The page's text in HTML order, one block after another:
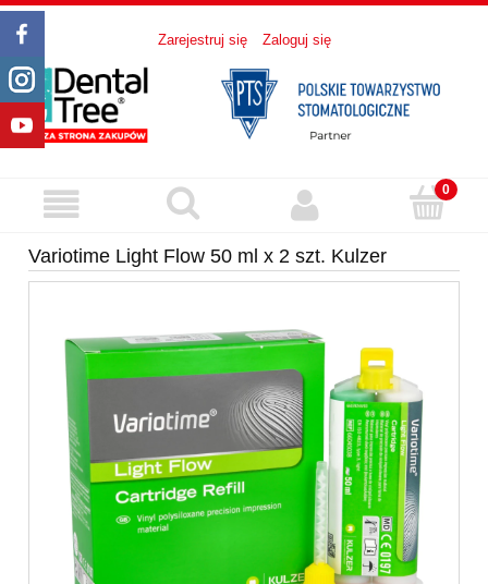
Zarejestruj się Zaloguj się
Variotime Light Flow 50 ml x 2 szt. Kulzer